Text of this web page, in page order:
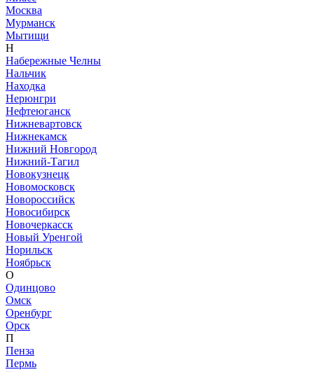
Москва
Мурманск
Мытищи
Н
Набережные Челны
Нальчик
Находка
Нерюнгри
Нефтеюганск
Нижневартовск
Нижнекамск
Нижний Новгород
Нижний-Тагил
Новокузнецк
Новомосковск
Новороссийск
Новосибирск
Новочеркасск
Новый Уренгой
Норильск
Ноябрьск
О
Одинцово
Омск
Оренбург
Орск
П
Пенза
Пермь